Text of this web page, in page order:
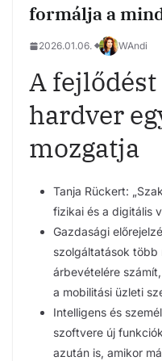
formálja a
2026.01.06. WAndi
A fejlődést
hardver
mozgatja
Tanja Rückert:
fizikai és a digitális
Gazdasági
szolgáltatások több
árbevételére
a mobilitási üzleti
Intelligens és
szoftvere új
azután is, amikor